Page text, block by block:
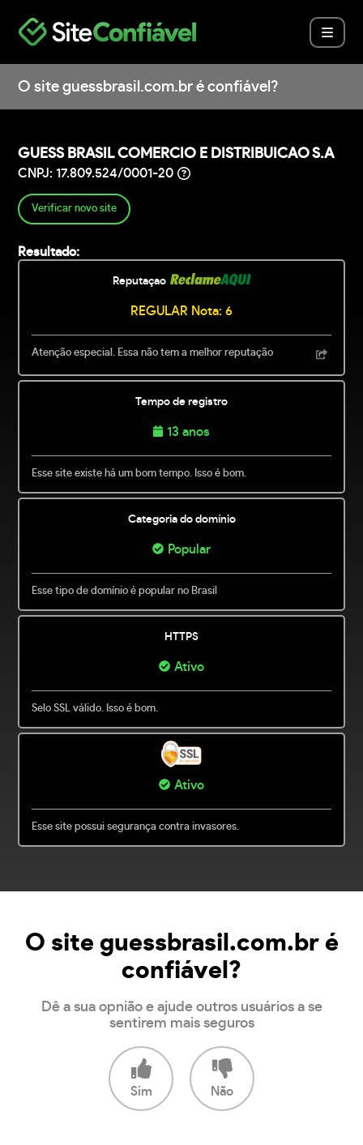
O site guessbrasil.com.br é confiável?
GUESS BRASIL COMERCIO E DISTRIBUICAO S.A
CNPJ: 17.809.524/0001-20
Verificar novo site
Resultado:
Reputaçao
REGULAR Nota: 6
Atenção especial. Essa não tem a melhor reputação
Tempo de registro
13 anos
Esse site existe há um bom tempo. Isso é bom.
Categoria do domínio
Popular
Esse tipo de domínio é popular no Brasil
HTTPS
Ativo
Selo SSL válido. Isso é bom.
Ativo
Esse site possui segurança contra invasores.
O site guessbrasil.com.br é
confiável?
Dê a sua opnião e ajude outros usuários a se
sentirem mais seguros
Sim Não